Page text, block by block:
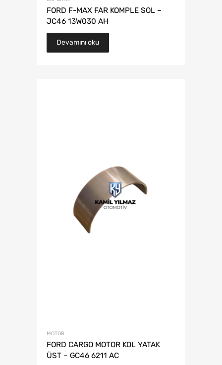
FORD F-MAX FAR KOMPLE SOL –
JC46 13W030 AH
Devamını oku
MOTOR
FORD CARGO MOTOR KOL YATAK
ÜST – GC46 6211 AC